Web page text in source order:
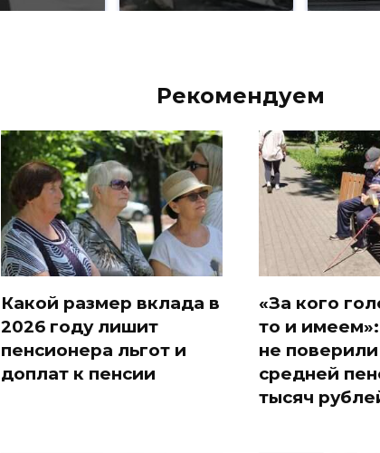
Рекомендуем
Какой размер вклада в
2026 году лишит
пенсионера льгот и
доплат к пенсии
«За кого
то и
не
средней
тысяч